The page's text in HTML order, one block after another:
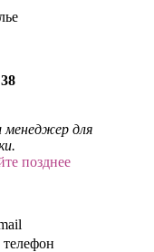
менеджер для
позднее